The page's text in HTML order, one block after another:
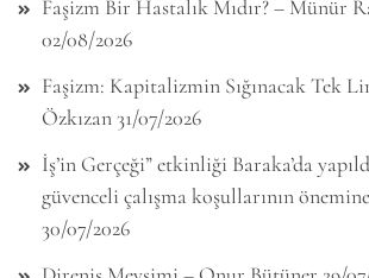
Faşizm Bir Hastalık Mıdır? – Münür
02/08/2026
Faşizm: Kapitalizmin Sığınacak Tek
Özkızan31/07/2026
İş’in Gerçeği” etkinliği Baraka’da
güvenceli çalışma koşullarının
30/07/2026